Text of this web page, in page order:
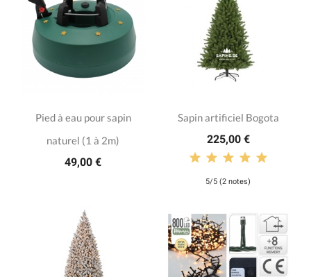
Pied à eau pour sapin
naturel (1 à 2m)
49,00 €
Sapin artificiel Bogota
225,00 €
5/5 (2 notes)